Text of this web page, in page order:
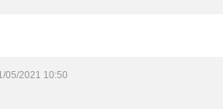
05/2021 10:50